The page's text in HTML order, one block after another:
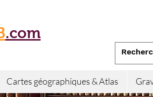
.com
Cartes géographiques & Atlas